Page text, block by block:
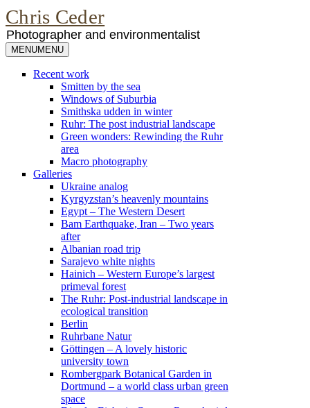
Chris Ceder
Photographer and environmentalist
MENUMENU
Recent work
Smitten by the sea
Windows of Suburbia
Smithska udden in winter
Ruhr: The post industrial landscape
Green wonders: Rewinding the Ruhr
area
Macro photography
Galleries
Ukraine analog
Kyrgyzstan’s heavenly mountains
Egypt – The Western Desert
Bam Earthquake, Iran – Two years
after
Albanian road trip
Sarajevo white nights
Hainich – Western Europe’s largest
primeval forest
The Ruhr: Post-industrial landscape in
ecological transition
Berlin
Ruhrbane Natur
Göttingen – A lovely historic
university town
Rombergpark Botanical Garden in
Dortmund – a world class urban green
space